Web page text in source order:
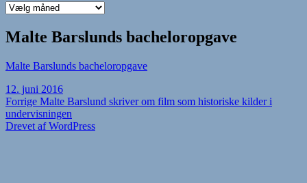
Arkiver
Malte Barslunds bacheloropgave
Malte Barslunds bacheloropgave
Udgivet
i
12. juni 2016
Indlægsnavigation
Forrige Forrige
indlæg:
Malte Barslund skriver om film som historiske kilder i
undervisningen
Drevet af WordPress